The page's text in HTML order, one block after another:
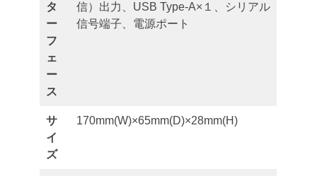
タ
ー
フ
ェ
ー
ス
信）出力、USB Type-A×１、シリアル
信号端子、電源ポート
サ
イ
ズ
170mm(W)×65mm(D)×28mm(H)